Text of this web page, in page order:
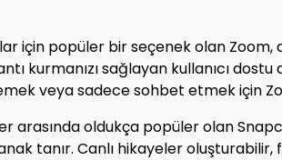
için popüler bir seçenek olan Zoom,
kurmanızı sağlayan kullanıcı dostu
veya sadece sohbet etmek için
arasında oldukça popüler olan
tanır. Canlı hikayeler